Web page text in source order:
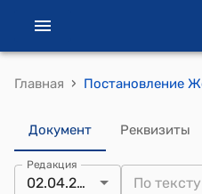
Главная ›
Документ Реквизиты
Редакция
02.04.2026